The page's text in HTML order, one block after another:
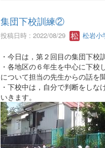
集団下校訓練②
投稿日時 : 2022/08/29 松岩小
・今日は，第２回目の集団下校
・各地区の６年生を中心に下
について担当の先生からの話を
・下校中は，自分で判断をし
いきます。